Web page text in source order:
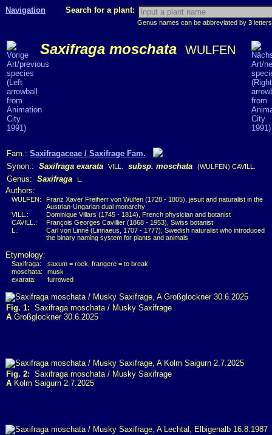
Navigation Search for a plant:
Genus names can be abbreviated by 3
Saxifraga moschata WULFEN
Fam.: Saxifragaceae / Saxifrage Fam.
Synon.: Saxifraga exarata VILL. subsp. moschata (WULFEN) CAVILL.
Genus: Saxifraga L.
Authors:
WULFEN:
Franz Xaver Freiherr von Wulfen (1728 - 1805), jesuit and naturalist in the
Austrian-Ungarian dual monarchy
VILL.:
Dominique Villars (1745 - 1814), French physician and botanist
CAVILL.:
François Georges Cavillier (1868 - 1953), Swiss botanist
L.:
Carl von Linné (Linnaeus, 1707 - 1777), Swedish naturalist who introduced
the binary naming system for plants and animals
Etymology:
Saxifraga:
saxum = rock, frangere = to break
moschata:
musk
exarata:
furrowed
Fig. 1: Saxifraga moschata / Musky Saxifrage
A Großglockner 30.6.2025
Fig. 2: Saxifraga moschata / Musky Saxifrage
A Kolm Saigurn 2.7.2025